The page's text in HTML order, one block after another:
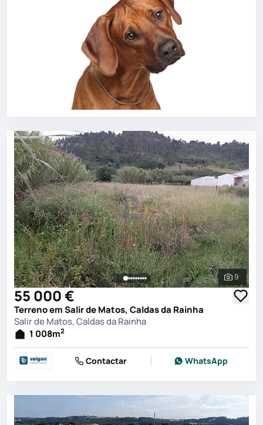
Ver
9
55 000 €
Terreno em Salir de Matos, Caldas da Rainha
Salir de Matos, Caldas da Rainha
1 008m2
Contactar WhatsApp